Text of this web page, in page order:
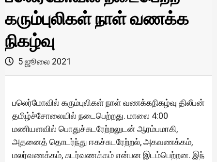
கரும்புலிகள் நாள் வணக்க
நிகழ்வு
5 ஜூலை 2021
பலெர்மோவில் கரும்புலிகள் நாள் வணக்கநிகழ்வு திலீபன்
தமிழ்ச்சோலையில் நடைபெற்றது. மாலை 4:00
மணியளவில் பொதுச்சுடரேற்றலுடன் ஆரம்பமாகி,
அதனைத் தொடர்ந்து ஈகச்சுடரேற்றல், அகவணக்கம்,
மலர்வணக்கம், சுடர்வணக்கம் என்பன இடம்பெற்றன. இந்